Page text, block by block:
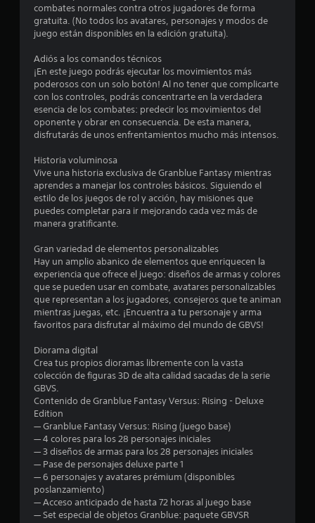
o
.
4
5
e
s
t
e
l
l
s
d
combates normales contra otros jugadores de forma
gratuita. (No todos los avatares, personajes y modos de
juego están disponibles en la edición gratuita).
Adiós a los comandos técnicos
¡En este juego podrás ejecutar los movimientos más
poderosos con un solo botón! Al no tener que complicarte
con los controles, podrás concentrarte en la verdadera
esencia de los combates: predecir los movimientos del
oponente y obrar en consecuencia. De esta manera,
disfrutarás de unos enfrentamientos mucho más intensos.
Historia voluminosa
Vive una historia exclusiva de Granblue Fantasy mientras
aprendes a manejar los controles básicos. Siguiendo el
estilo de los juegos de rol y acción, hay misiones que
puedes completar para ir mejorando cada vez más de
manera gratificante.
Gran variedad de elementos personalizables
Hay un amplio abanico de elementos que enriquecen la
experiencia que ofrece el juego: diseños de armas y colores
que se pueden usar en combate, avatares personalizables
que representan a los jugadores, consejeros que te animan
mientras juegas, etc. ¡Encuentra a tu personaje y arma
favoritos para disfrutar al máximo del mundo de GBVS!
Diorama digital
Crea tus propios dioramas libremente con la vasta
colección de figuras 3D de alta calidad sacadas de la serie
GBVS.
Contenido de Granblue Fantasy Versus: Rising - Deluxe
Edition
— Granblue Fantasy Versus: Rising (juego base)
— 4 colores para los 28 personajes iniciales
— 3 diseños de armas para los 28 personajes iniciales
— Pase de personajes deluxe parte 1
— 6 personajes y avatares prémium (disponibles
poslanzamiento)
— Acceso anticipado de hasta 72 horas al juego base
— Set especial de objetos Granblue: paquete GBVSR